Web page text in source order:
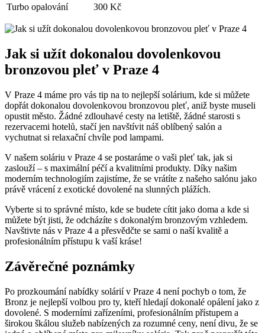
Turbo ⁣opalování
300 Kč
Jak⁢ si užít dokonalou dovolenkovou
⁢bronzovou pleť v Praze 4
V Praze 4 ‌máme‌ pro vás tip na to nejlepší solárium, kde si‌ můžete
dopřát dokonalou dovolenkovou bronzovou pleť,⁢ aniž ⁤byste museli
opustit město. Žádné⁢ zdlouhavé‌ cesty na⁤ letiště, žádné starosti ​s ​
rezervacemi hotelů, stačí jen navštívit náš oblíbený salón‌ a
vychutnat si relaxační chvíle‌ pod ‍lampami.
V našem soláriu v Praze 4 se postaráme o vaši pleť tak, jak si
zaslouží – s maximální péčí a kvalitními produkty. Díky našim
moderním technologiím zajistíme, že se vrátíte z našeho salónu jako
právě vrácení z exotické dovolené na slunných plážích.
Vyberte si to správné místo, kde se budete cítit jako doma a kde si
můžete být jisti, že odcházíte s dokonalým bronzovým vzhledem.
Navštivte nás v Praze 4 a přesvědčte se sami o naší kvalitě a
profesionálním přístupu k vaší kráse!
Závěrečné poznámky
Po⁤ prozkoumání ‌nabídky solárií⁣ v Praze​ 4 není⁤ pochyb o tom,‍ že
Bronz je nejlepší ​volbou pro ty, kteří hledají dokonalé opálení‍ jako z‍
dovolené. S moderními‍ zařízeními, profesionálním ‌přístupem a
širokou škálou služeb nabízených za rozumné ceny,⁤ není divu, že se